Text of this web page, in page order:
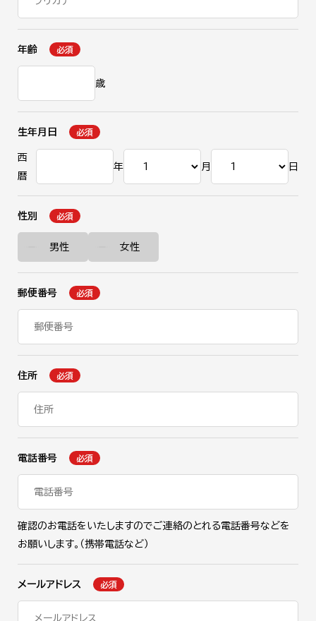
年齢 必須
歳
生年月日 必須
西
暦
年 月 日
性別 必須
男性 女性
郵便番号 必須
住所 必須
電話番号 必須
確認のお電話をいたしますのでご連絡のとれる電話番号などを
お願いします。（携帯電話など）
メールアドレス 必須